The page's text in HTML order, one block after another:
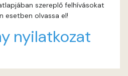
szereplő felhívásokat
esetben olvassa el!
nyilatkozat